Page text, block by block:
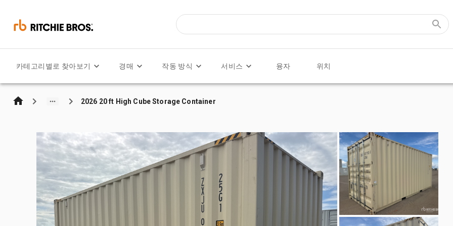
카테고리별로 찾아보기 경매 작동 방식 서비스 융자 위치
2026 20 ft High Cube Storage Container